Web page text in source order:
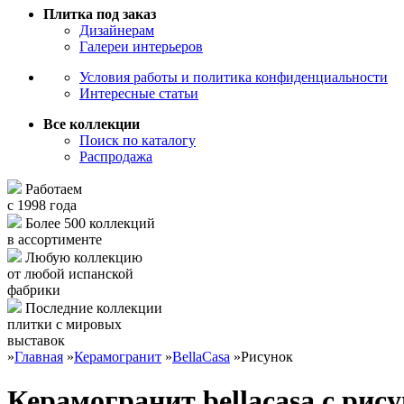
Плитка под заказ
Дизайнерам
Галереи интерьеров
Условия работы и политика конфиденциальности
Интересные статьи
Все коллекции
Поиск по каталогу
Распродажа
Работаем
с 1998 года
Более 500 коллекций
в ассортименте
Любую коллекцию
от любой испанской
фабрики
Последние коллекции
плитки с мировых
выставок
»Главная »Керамогранит »BellaCasa »Рисунок